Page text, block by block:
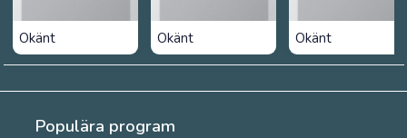
Okänt Okänt Okänt
Populära program